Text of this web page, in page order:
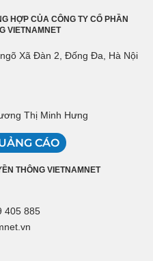
HỢP CỦA CÔNG TY CỔ PHẦN
VIETNAMNET
Xã Đàn 2, Đống Đa, Hà Nội
Thị Minh Hưng
CÁO
THÔNG VIETNAMNET
405 885